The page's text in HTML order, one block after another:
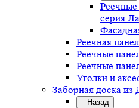
серия
Реечная
Реечные
Реечные
Уголки и
Заборная доска
Назад